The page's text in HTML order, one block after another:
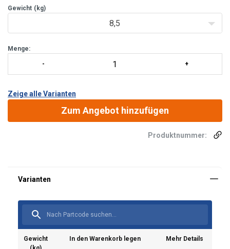
Gewicht (kg)
8,5
Menge:
Zeige alle Varianten
Zum Angebot hinzufügen
Produktnummer:
Gewicht
In den Warenkorb legen Mehr Details